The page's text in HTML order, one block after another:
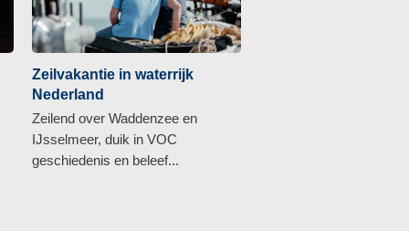
Zeilvakantie in waterrijk
Nederland
Zeilend over Waddenzee en
IJsselmeer, duik in VOC
geschiedenis en beleef...